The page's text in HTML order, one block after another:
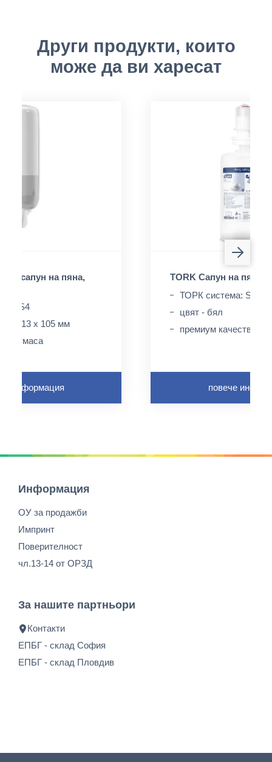
Други продукти, които
може да ви харесат
за сапун на пяна,
S4
x 113 x 105 мм
информация
TORK Сапун на пяна,
ТОРК система: S4
цвят - бял
премиум качество
повече
Информация
ОУ за продажби
Импринт
Поверителност
чл.13-14 от ОРЗД
За нашите партньори
Контакти
ЕПБГ - склад София
ЕПБГ - склад Пловдив